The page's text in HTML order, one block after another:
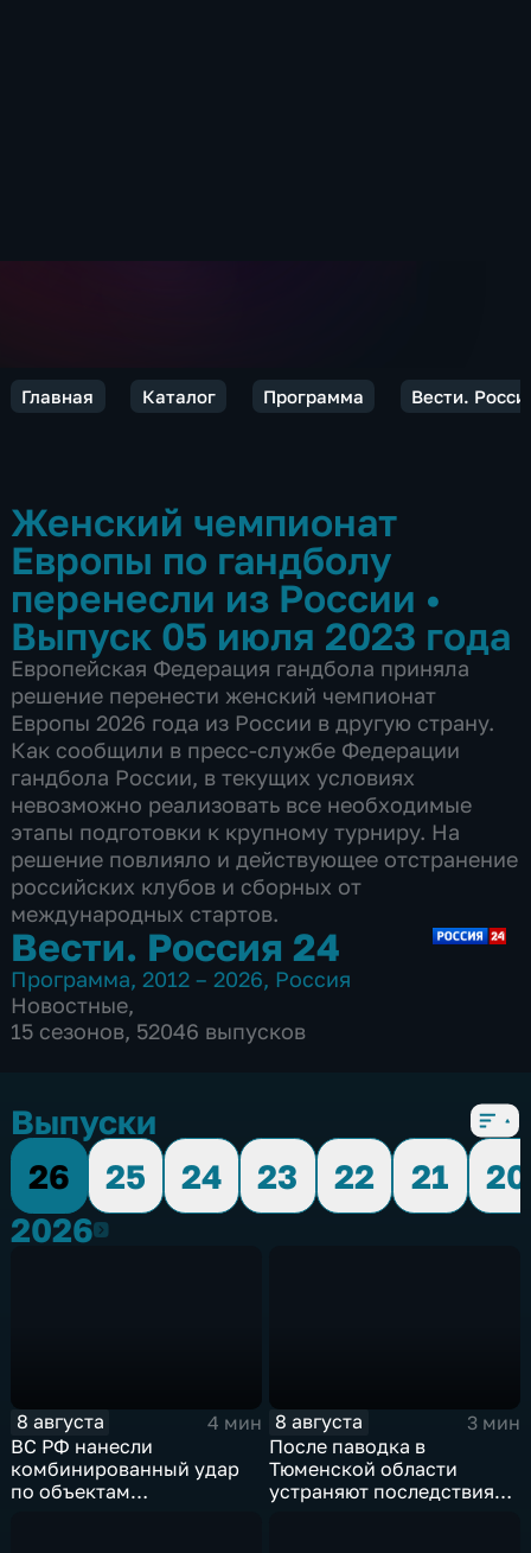
Главная Каталог Программа Вести.
Женский чемпионат
Европы по гандболу
перенесли из России •
Выпуск 05 июля 2023 года
Европейская Федерация гандбола приняла
решение перенести женский чемпионат
Европы 2026 года из России в другую страну.
Как сообщили в пресс-службе Федерации
гандбола России, в текущих условиях
невозможно реализовать все необходимые
этапы подготовки к крупному турниру. На
решение повлияло и действующее отстранение
российских клубов и сборных от
международных стартов.
Вести. Россия 24
Программа, 2012 – 2026, Россия
Новостные,
15 сезонов, 52046 выпусков
Выпуски
26
25 24 23 22 21
20
20262026
8 августа
4 мин
ВС РФ нанесли
комбинированный удар
по объектам
8 августа
3 мин
После паводка в
Тюменской области
устраняют последствия